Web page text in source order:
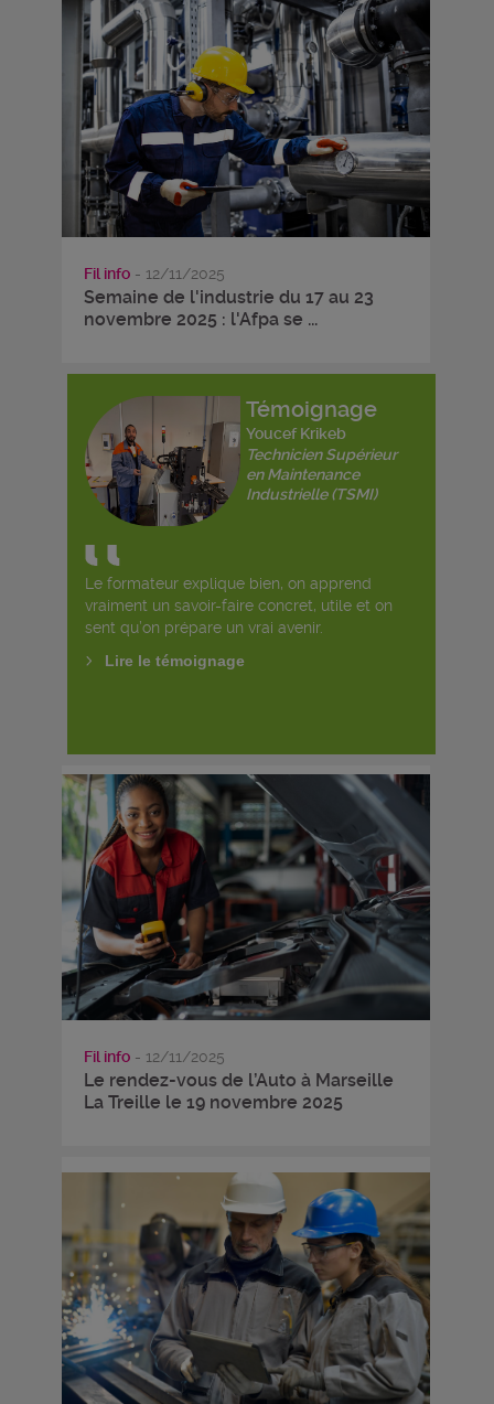
Fil info - 12/11/2025
Semaine de l'industrie du 17 au 23
novembre 2025 : l'Afpa se ...
Témoignage
Youcef Krikeb
Technicien Supérieur
en Maintenance
Industrielle (TSMI)
Le formateur explique bien, on apprend
vraiment un savoir-faire concret, utile et on
sent qu’on prépare un vrai avenir.
Lire le témoignage
Fil info - 12/11/2025
Le rendez-vous de l’Auto à Marseille
La Treille le 19 novembre 2025